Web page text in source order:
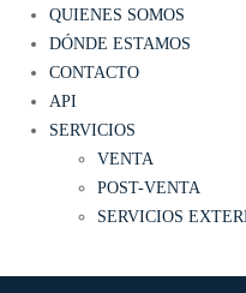
QUIENES SOMOS
DÓNDE ESTAMOS
CONTACTO
API
SERVICIOS
VENTA
POST-VENTA
SERVICIOS